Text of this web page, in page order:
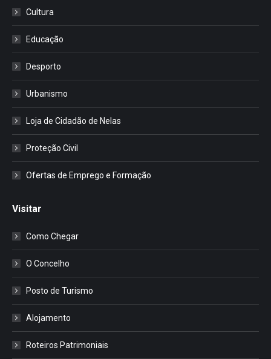
Cultura
Educação
Desporto
Urbanismo
Loja de Cidadão de Nelas
Proteção Civil
Ofertas de Emprego e Formação
Visitar
Como Chegar
O Concelho
Posto de Turismo
Alojamento
Roteiros Patrimoniais